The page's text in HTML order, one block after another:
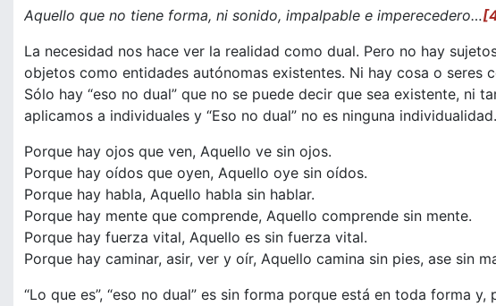
Aquello que no tiene forma, ni sonido, impalpable e imperecedero…
La necesidad nos hace ver la realidad como dual. Pero no hay
objetos como entidades autónomas existentes. Ni hay cosa o seres
Sólo hay “eso no dual” que no se puede decir que sea existente, ni
aplicamos a individuales y “Eso no dual” no es ninguna individualidad.
Porque hay ojos que ven, Aquello ve sin ojos.
Porque hay oídos que oyen, Aquello oye sin oídos.
Porque hay habla, Aquello habla sin hablar.
Porque hay mente que comprende, Aquello comprende sin mente.
Porque hay fuerza vital, Aquello es sin fuerza vital.
Porque hay caminar, asir, ver y oír, Aquello camina sin pies, ase sin
“Lo que es”, “eso no dual” es sin forma porque está en toda forma